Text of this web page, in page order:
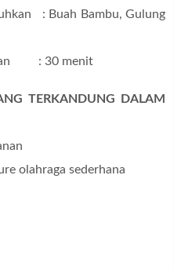
: Buah Bambu, Gulung
: 30 menit
TERKANDUNG DALAM
olahraga sederhana